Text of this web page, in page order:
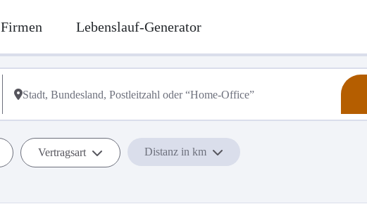
Firmen Lebenslauf-Generator
Vertragsart Distanz in km